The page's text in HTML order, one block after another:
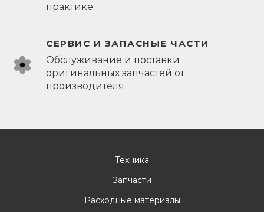
практике
СЕРВИС И ЗАПАСНЫЕ ЧАСТИ
Обслуживание и поставки
оригинальных запчастей от
производителя
Техника
Запчасти
Расходные материалы